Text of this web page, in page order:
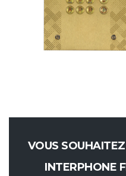
VOUS
INTERPHONE